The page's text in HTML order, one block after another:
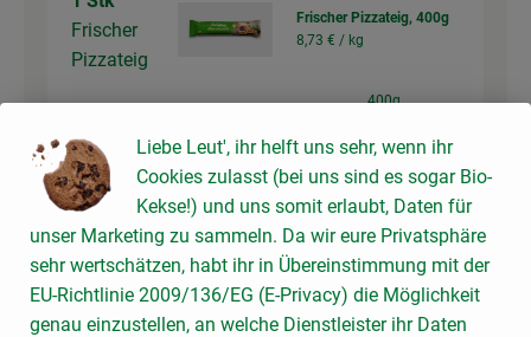
Frischer
Pizzateig
Auswahl ändern
Frischer Pizzateig, 400g
8,73 € / kg
400g
Artikelanzahl
Gesamtpreis: 3,49 €
Du hast sicher:
Liebe Leut', ihr helft uns sehr, wenn ihr
Cookies zulasst (bei uns sind es sogar Bio-
Kekse!) und uns somit erlaubt, Daten für
unser Marketing zu sammeln. Da wir eure Privatsphäre
sehr wertschätzen, habt ihr in Übereinstimmung mit der
EU-Richtlinie 2009/136/EG (E-Privacy) die Möglichkeit
genau einzustellen, an welche Dienstleister ihr Daten